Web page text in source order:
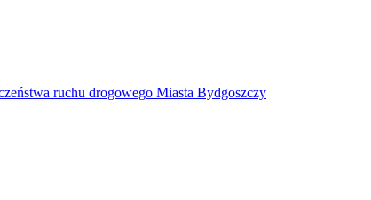
ruchu drogowego Miasta Bydgoszczy